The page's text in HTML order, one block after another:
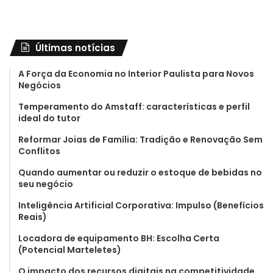
Últimas notícias
A Força da Economia no Interior Paulista para Novos
Negócios
Temperamento do Amstaff: características e perfil
ideal do tutor
Reformar Joias de Família: Tradição e Renovação Sem
Conflitos
Quando aumentar ou reduzir o estoque de bebidas no
seu negócio
Inteligência Artificial Corporativa: Impulso (Benefícios
Reais)
Locadora de equipamento BH: Escolha Certa
(Potencial Marteletes)